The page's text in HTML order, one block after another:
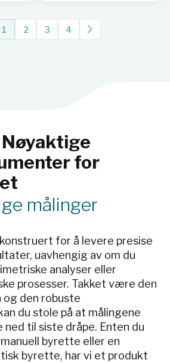
1 2 3 4
for
målinger
for å levere presise
uavhengig av om du
analyser eller
prosesser. Takket være den
og den robuste
du stole på at målingene
ned til siste dråpe. Enten du
byrette eller en
byrette, har vi et produkt